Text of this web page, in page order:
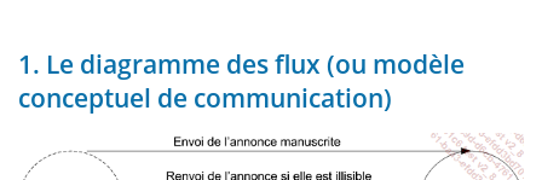
1. Le diagramme des flux (ou modèle
conceptuel de communication)